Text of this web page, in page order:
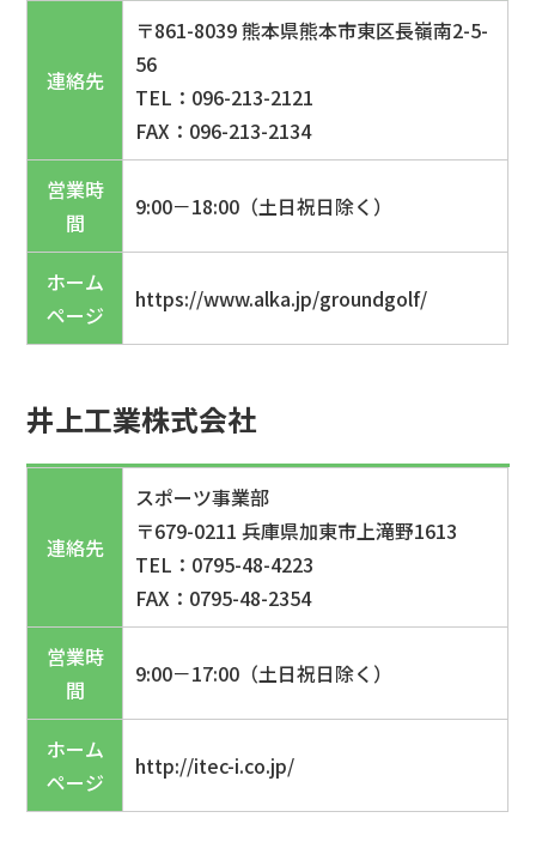
連絡先
〒861-8039 熊本県熊本市東区長嶺南2-5-
56
TEL：096-213-2121
FAX：096-213-2134
営業時
間
9:00－18:00（土日祝日除く）
ホーム
ページ
https://www.alka.jp/groundgolf/
井上工業株式会社
連絡先
スポーツ事業部
〒679-0211 兵庫県加東市上滝野1613
TEL：0795-48-4223
FAX：0795-48-2354
営業時
間
9:00－17:00（土日祝日除く）
ホーム
ページ
http://itec-i.co.jp/